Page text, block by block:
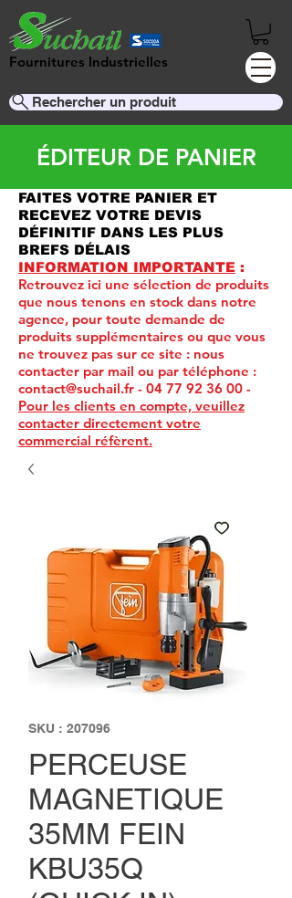
Fournitures Industrielles
Rechercher un produit
ÉDITEUR DE PANIER
FAITES VOTRE PANIER ET
RECEVEZ VOTRE DEVIS
DÉFINITIF DANS LES PLUS
BREFS DÉLAIS
INFORMATION IMPORTANTE :
Retrouvez ici une sélection de produits
que nous tenons en stock dans notre
agence, pour toute demande de
produits supplémentaires ou que vous
ne trouvez pas sur ce site : nous
contacter par mail ou par téléphone :
contact@suchail.fr - 04 77 92 36 00 -
Pour les clients en compte, veuillez
contacter directement votre
commercial réfèrent.
SKU : 207096
PERCEUSE
MAGNETIQUE
35MM FEIN
KBU35Q